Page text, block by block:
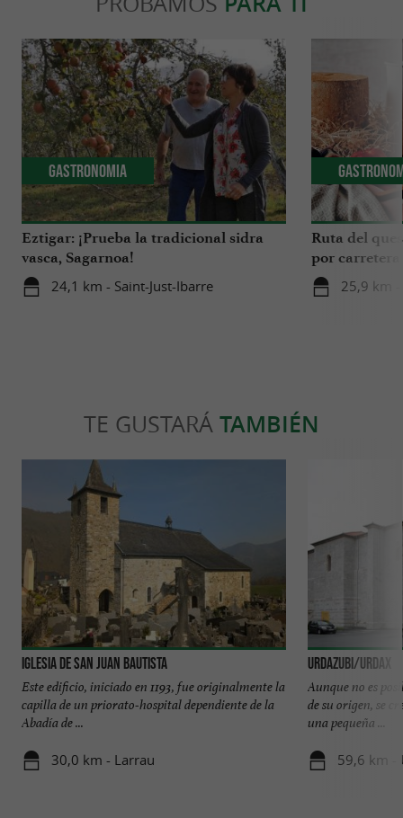
Eztigar: ¡Prueba la tradicional sidra
vasca, Sagarnoa!
24,1 km - Saint-Just-Ibarre
Gastronomia
Ruta del
por carretera
Iraty
25,9 km
TE GUSTARÁ TAMBIÉN
Iglesia de San Juan Bautista
Este edificio, iniciado en 1193, fue originalmente la
capilla de un priorato-hospital dependiente de la
Abadía de ...
30,0 km - Larrau
URDAZUBI/URDAX
Aunque no es
de su origen, se
una pequeña ...
59,6 km -